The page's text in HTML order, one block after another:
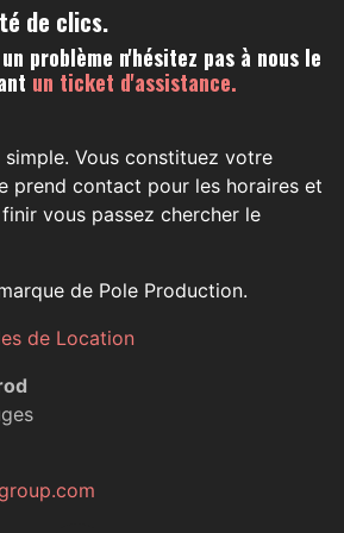
de clics.
problème n'hésitez pas à nous le
un ticket d'assistance.
Vous constituez votre
prend contact pour les horaires et
vous passez chercher le
de Pole Production.
de Location